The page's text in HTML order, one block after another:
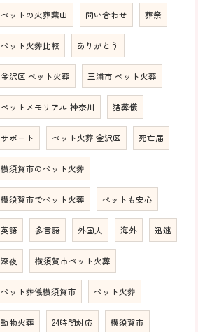
ペットの火葬葉山 問い合わせ 葬祭
ペット火葬比較 ありがとう
金沢区 ペット火葬 三浦市 ペット火葬
ペットメモリアル 神奈川 猫葬儀
サポート ペット火葬 金沢区 死亡届
横須賀市のペット火葬
横須賀市でペット火葬 ペットも安心
英語 多言語 外国人 海外 迅速
深夜 横須賀市ペット火葬
ペット葬儀横須賀市 ペット火葬
動物火葬 24時間対応 横須賀市